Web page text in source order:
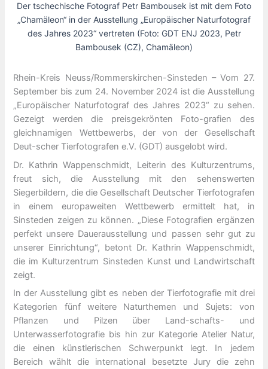
Der tschechische Fotograf Petr Bambousek ist mit dem Foto
„Chamäleon“ in der Ausstellung „Europäischer Naturfotograf
des Jahres 2023“ vertreten (Foto: GDT ENJ 2023, Petr
Bambousek (CZ), Chamäleon)
Rhein-Kreis Neuss/Rommerskirchen-Sinsteden – Vom 27.
September bis zum 24. November 2024 ist die Ausstellung
„Europäischer Naturfotograf des Jahres 2023“ zu sehen.
Gezeigt werden die preisgekrönten Foto-grafien des
gleichnamigen Wettbewerbs, der von der Gesellschaft
Deut-scher Tierfotografen e.V. (GDT) ausgelobt wird.
Dr. Kathrin Wappenschmidt, Leiterin des Kulturzentrums,
freut sich, die Ausstellung mit den sehenswerten
Siegerbildern, die die Gesellschaft Deutscher Tierfotografen
in einem europaweiten Wettbewerb ermittelt hat, in
Sinsteden zeigen zu können. „Diese Fotografien ergänzen
perfekt unsere Dauerausstellung und passen sehr gut zu
unserer Einrichtung“, betont Dr. Kathrin Wappenschmidt,
die im Kulturzentrum Sinsteden Kunst und Landwirtschaft
zeigt.
In der Ausstellung gibt es neben der Tierfotografie mit drei
Kategorien fünf weitere Naturthemen und Sujets: von
Pflanzen und Pilzen über Land-schafts- und
Unterwasserfotografie bis hin zur Kategorie Atelier Natur,
die einen künstlerischen Schwerpunkt legt. In jedem
Bereich wählt die international besetzte Jury die zehn